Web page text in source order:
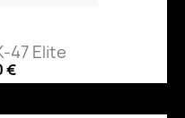
47 Elite
€